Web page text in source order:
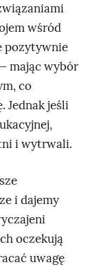
wśród
pozytywnie
mając wybór
co
Jednak jeśli
i wytrwali.
i dajemy
oczekują
uwagę